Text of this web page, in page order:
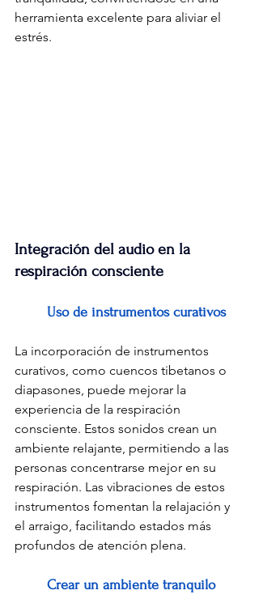
herramienta excelente para aliviar el
estrés.
Integración del audio en la
respiración consciente
Uso de instrumentos curativos
La incorporación de instrumentos
curativos, como cuencos tibetanos o
diapasones, puede mejorar la
experiencia de la respiración
consciente. Estos sonidos crean un
ambiente relajante, permitiendo a las
personas concentrarse mejor en su
respiración. Las vibraciones de estos
instrumentos fomentan la relajación y
el arraigo, facilitando estados más
profundos de atención plena.
Crear un ambiente tranquilo